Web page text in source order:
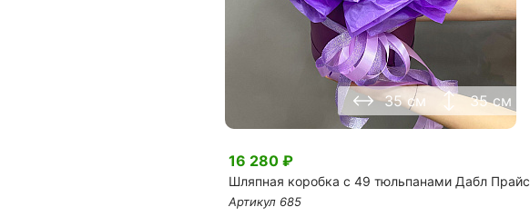
35 см 35 см
16 280 ₽
Шляпная коробка с 49 тюльпанами Дабл Прайс
Артикул 685